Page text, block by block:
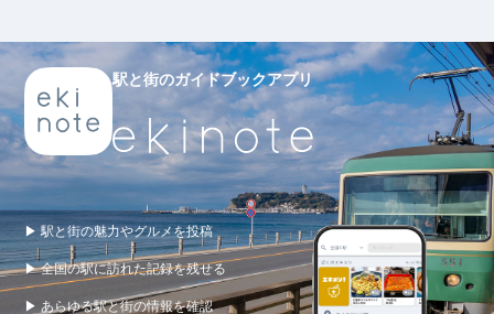
駅と街のガイドブックアプリ
▶ 駅と街の魅力やグルメを投稿
▶ 全国の駅に訪れた記録を残せる
▶ あらゆる駅と街の情報を確認